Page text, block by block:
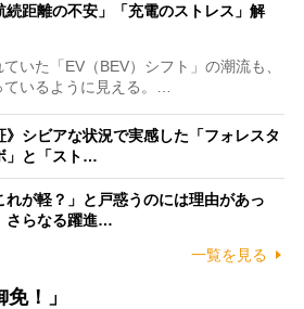
続距離の不安」「充電のストレス」解
いた「EV（BEV）シフト」の潮流も、
いるように見える。…
》シビアな状況で実感した「フォレスタ
」と「スト…
が軽？」と戸惑うのには理由があっ
さらなる躍進…
一覧を見る
！」